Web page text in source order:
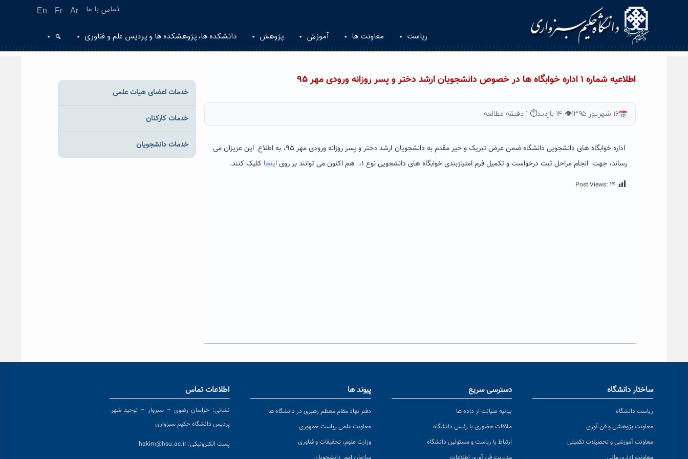
En Fr Ar تماس با ما
ریاست معاونت ها آموزش پژوهش دانشکده ها، پژوهشکده ها و پردیس علم و فناوری
اطلاعیه شماره ۱ اداره خوابگاه ها در خصوص دانشجویان ارشد دختر و پسر روزانه ورودی مهر ۹۵
۱۶ شهریور ۱۳۹۵ 👁 ۱۴ بازدید ⏱ ۱ دقیقه مطالعه
اداره خوابگاه های دانشجویی دانشگاه ضمن عرض تبریک و خیر مقدم به دانشجویان ارشد دختر و پسر روزانه ورودی مهر ۹۵، به اطلاع این عزیزان می
رساند، جهت انجام مراحل ثبت درخواست و تکمیل فرم امتیازبندی خوابگاه های دانشجویی نوع ۱، هم اکنون می توانند بر روی
اینجا کلیک کنند.
Post Views: ۱۴
خدمات اعضای هیات علمی
خدمات کارکنان
خدمات دانشجویان
ساختار دانشگاه
ریاست دانشگاه
معاونت پژوهشی و فن آوری
معاونت آموزشی و تحصیلات تکمیلی
دسترسی سریع
بیانیه صیانت از داده ها
ملاقات حضوری با رئیس دانشگاه
ارتباط با ریاست و مسئولین دانشگاه
پیوند ها
دفتر نهاد مقام معظم رهبری در دانشگاه ها
معاونت علمی ریاست جمهوری
وزارت علوم، تحقیقات و فناوری
اطلاعات تماس
نشانی: خراسان رضوی – سبزوار – توحید شهر-
پردیس دانشگاه حکیم سبزواری
پست الکترونیکی: hakim@hsu.ac.ir